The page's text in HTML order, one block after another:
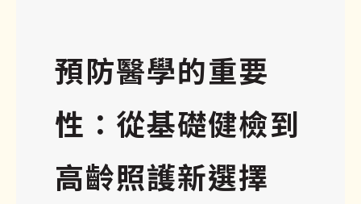
預防醫學的重要
性：從基礎健檢到
高齡照護新選擇